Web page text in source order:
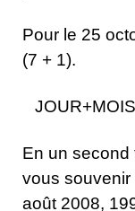
Pour le 25
(7 + 1).
En un second
vous souvenir
août 2008,